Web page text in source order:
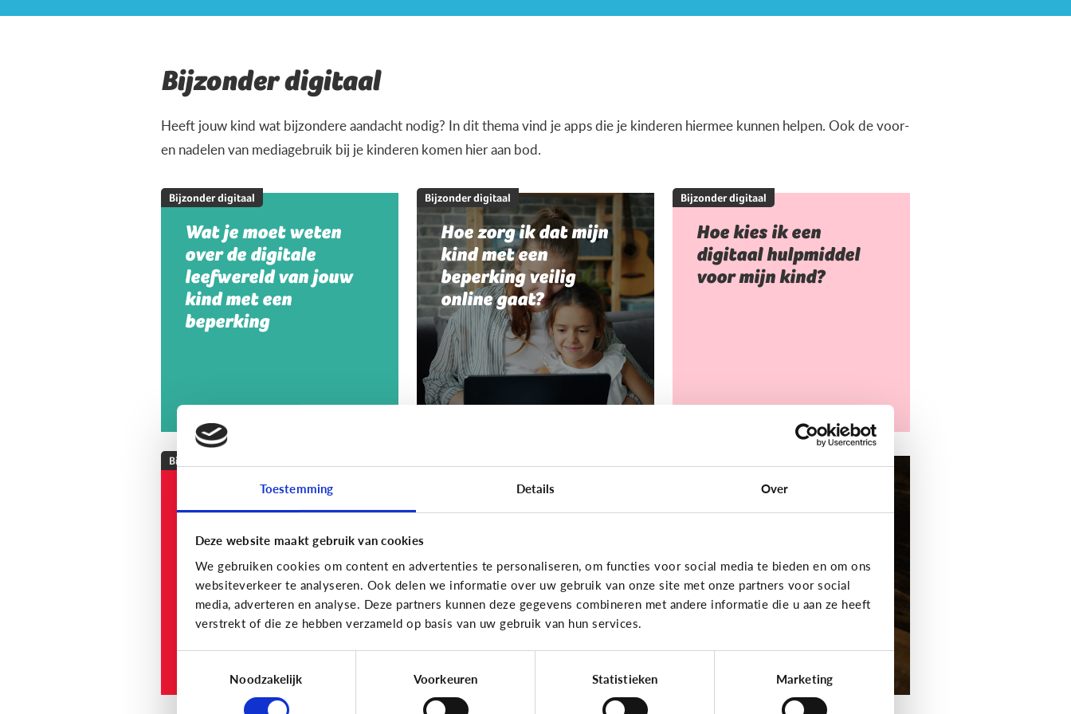
Toestemming Details Over
Deze website maakt gebruik van cookies
We gebruiken cookies om content en advertenties te personaliseren, om functies voor social media te bieden en om ons
websiteverkeer te analyseren. Ook delen we informatie over uw gebruik van onze site met onze partners voor social
media, adverteren en analyse. Deze partners kunnen deze gegevens combineren met andere informatie die u aan ze heeft
verstrekt of die ze hebben verzameld op basis van uw gebruik van hun services.
Noodzakelijk
Voorkeuren Statistieken Marketing
Bijzonder digitaal
Heeft jouw kind wat bijzondere aandacht nodig? In dit thema vind je apps die je kinderen hiermee kunnen helpen. Ook de voor-
en nadelen van mediagebruik bij je kinderen komen hier aan bod.
Bijzonder digitaal
Wat je moet weten
over de digitale
leefwereld van jouw
kind met een
beperking
Bijzonder digitaal
Hoe zorg ik dat mijn
kind met een
beperking veilig
online gaat?
Bijzonder digitaal
Hoe kies ik een
digitaal hulpmiddel
voor mijn kind?
Bijzonder digitaal
Mijn kind is
slechthorend of doof.
Welke apps of
toepassingen kunnen
helpen?
Mijn kind is
slechtziend of blind.
toepassingen kunnen
helpen?
Mijn kind heeft moeite
met schrijven en
of toepassingen
kunnen helpen?